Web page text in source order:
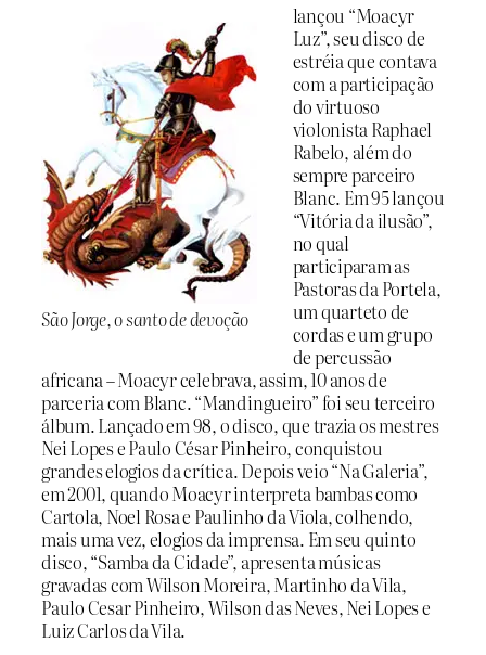
São Jorge, o santo de devoção
lançou “Moacyr
Luz”, seu disco de
estréia que contava
com a participação
do virtuoso
violonista Raphael
Rabelo, além do
sempre parceiro
Blanc. Em 95 lançou
“Vitória da ilusão”,
no qual
participaram as
Pastoras da Portela,
um quarteto de
cordas e um grupo
de percussão
africana – Moacyr celebrava, assim, 10 anos de
parceria com Blanc. “Mandingueiro” foi seu terceiro
álbum. Lançado em 98, o disco, que trazia os mestres
Nei Lopes e Paulo César Pinheiro, conquistou
grandes elogios da crítica. Depois veio “Na Galeria”,
em 2001, quando Moacyr interpreta bambas como
Cartola, Noel Rosa e Paulinho da Viola, colhendo,
mais uma vez, elogios da imprensa. Em seu quinto
disco, “Samba da Cidade”, apresenta músicas
gravadas com Wilson Moreira, Martinho da Vila,
Paulo Cesar Pinheiro, Wilson das Neves, Nei Lopes e
Luiz Carlos da Vila.